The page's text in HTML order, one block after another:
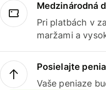
Medzinárodná
Pri platbách v
maržami a
Posielajte
Vaše peniaze